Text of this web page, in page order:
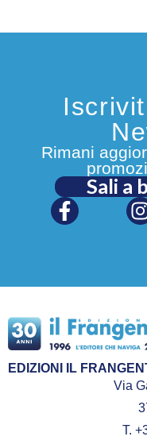
Rimani
Sali a
EDIZIONI IL
Via
T.